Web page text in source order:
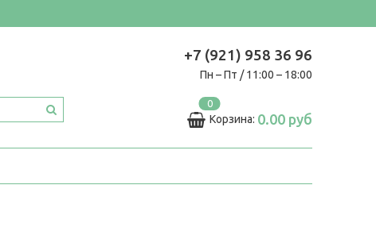
+7 (921) 958 36 96
Пн – Пт / 11:00 – 18:00
0
Корзина: 0.00 руб